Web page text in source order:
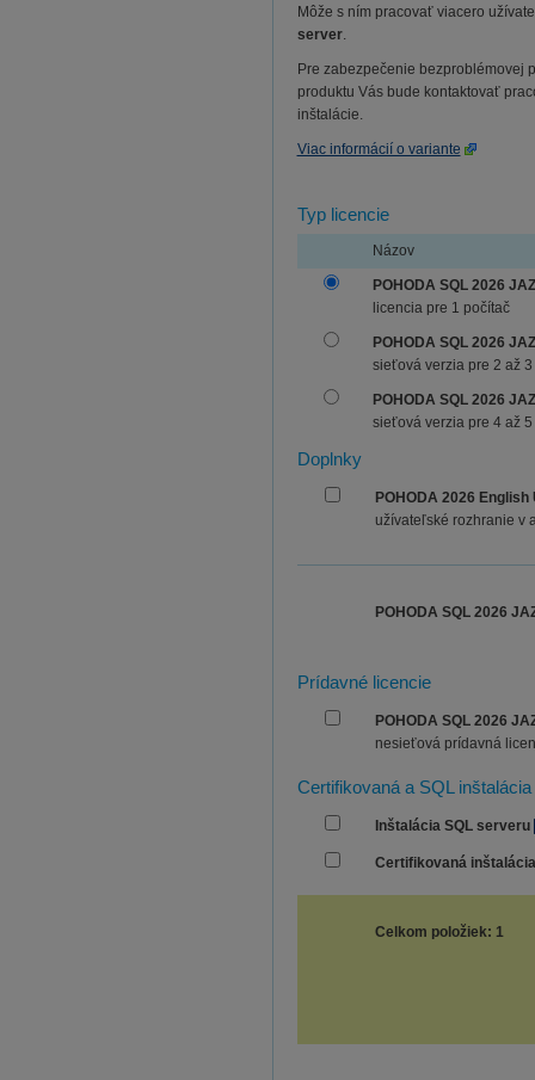
Môže s ním pracovať viacero
server.
Pre zabezpečenie bezproblémovej
produktu Vás bude kontaktovať
inštalácie.
Viac informácií o variante
Typ licencie
Názov
POHODA SQL 2026
licencia pre 1 počítač
POHODA SQL 2026
sieťová verzia pre 2 až
POHODA SQL 2026
sieťová verzia pre 4 až
Doplnky
POHODA 2026 English
užívateľské rozhranie v
POHODA SQL 2026
Prídavné licencie
POHODA SQL 2026
nesieťová prídavná
Certifikovaná a SQL inštalácia
Inštalácia SQL serveru
Certifikovaná
Celkom položiek: 1